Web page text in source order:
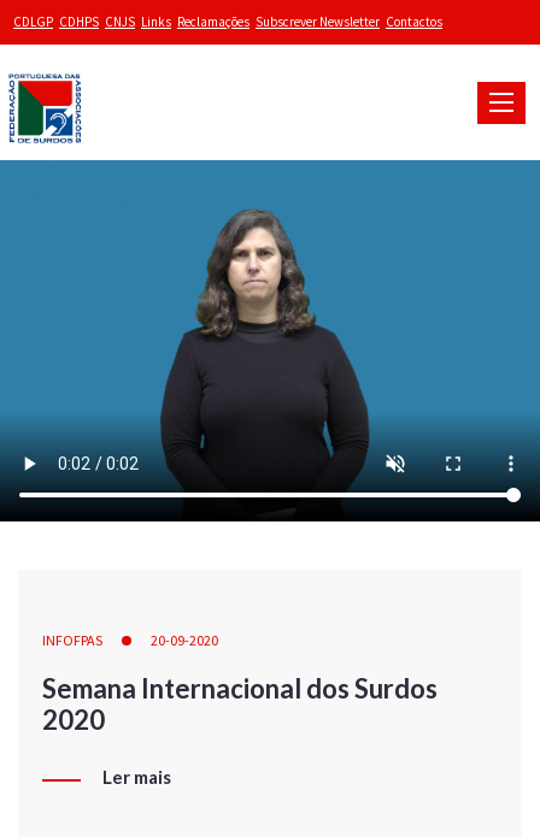
CDLGP CDHPS CNJS Links Reclamações Subscrever Newsletter Contactos
Toggle
INFOFPAS 20-09-2020
Semana Internacional dos Surdos
2020
Ler mais